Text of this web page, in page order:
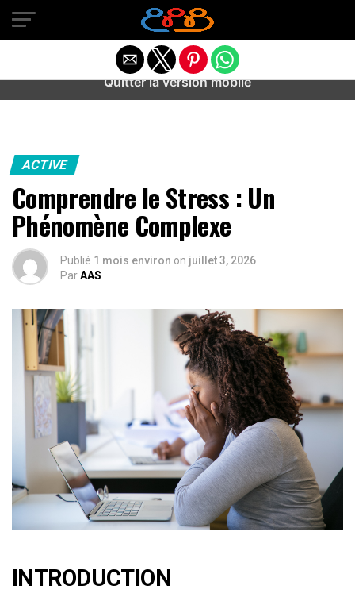
Warning
: preg_match(): Unknown modifier '/' in
/home/u589487443/domains/aideanxietestress.fr/
content/plugins/idev-post-views/includes/class-bots.php
ACTIVE
Comprendre le Stress : Un
Phénomène Complexe
Publié 1 mois environ on juillet 3, 2026
ParAAS
INTRODUCTION
Quitter la version mobile